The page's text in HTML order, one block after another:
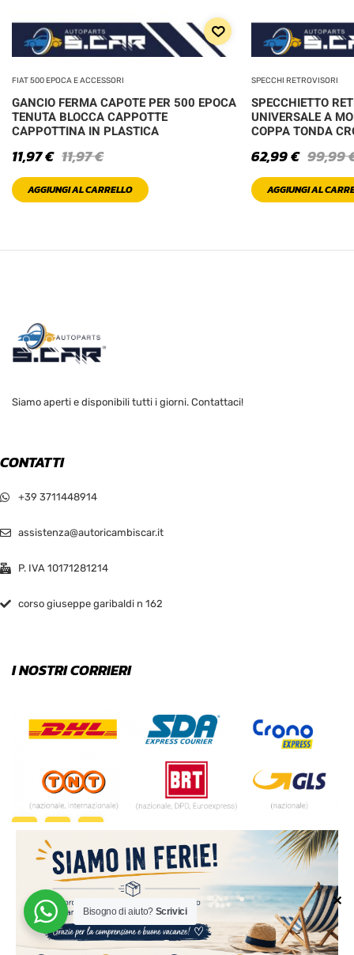
✕
FIAT 500 EPOCA E ACCESSORI
GANCIO FERMA CAPOTE PER 500 EPOCA
TENUTA BLOCCA CAPPOTTE
CAPPOTTINA IN PLASTICA
11,97€
11,97€
AGGIUNGI AL CARRELLO
SPECCHI RETROVISORI
SPECCHIETTO
UNIVERSALE A
COPPA TONDA
99,99
62,99€
AGGIUNGI AL
Siamo aperti e disponibili tutti i giorni. Contattaci!
CONTATTI
+39 3711448914
assistenza@autoricambiscar.it
P. IVA 10171281214
corso giuseppe garibaldi n 162
I NOSTRI CORRIERI
© 2024 | MADE WITH ♥️ BY
Bisogno di aiuto? Scrivici